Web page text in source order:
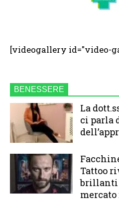
[videogallery id="video-
BENESSERE
La
ci parla
Tattoo